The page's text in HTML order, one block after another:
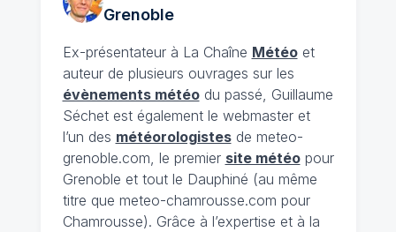
Grenoble
Ex-présentateur à La Chaîne Météoet
auteur de plusieurs ouvrages sur les
évènements météodu passé, Guillaume
Séchet est également le webmaster et
l’un des météorologistesde meteo-
grenoble.com, le premier site météopour
Grenoble et tout le Dauphiné (au même
titre que meteo-chamrousse.com pour
Chamrousse). Grâce à l’expertise et à la